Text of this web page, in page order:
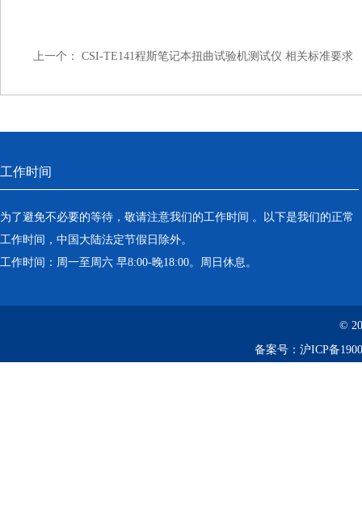
上一个： CSI-TE141程斯笔记本扭曲试验机测试仪 相关标准要求
工作时间
为了避免不必要的等待，敬请注意我们的工作时间 。以下是我们的正常
工作时间，中国大陆法定节假日除外。
工作时间：周一至周六 早8:00-晚18:00。周日休息。
©
备案号： 沪ICP备